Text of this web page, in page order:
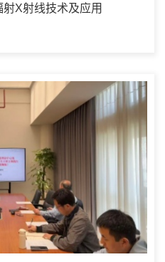
X射线技术及应用